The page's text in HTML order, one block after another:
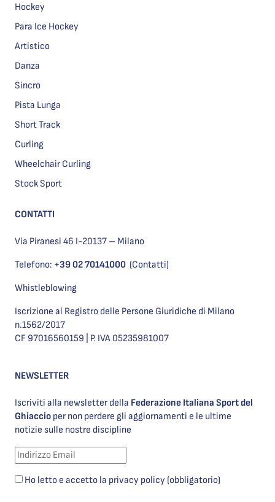
Hockey
Para Ice Hockey
Artistico
Danza
Sincro
Pista Lunga
Short Track
Curling
Wheelchair Curling
Stock Sport
CONTATTI
Via Piranesi 46 I-20137 – Milano
Telefono: +39 02 70141000 (Contatti)
Whistleblowing
Iscrizione al Registro delle Persone Giuridiche di Milano
n.1562/2017
CF 97016560159 | P. IVA 05235981007
NEWSLETTER
Iscriviti alla newsletter della Federazione Italiana Sport del
Ghiaccio per non perdere gli aggiornamenti e le ultime
notizie sulle nostre discipline
Ho letto e accetto la privacy policy (obbligatorio)